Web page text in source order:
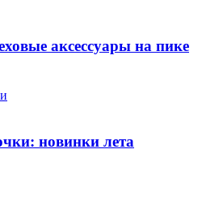
аксессуары на пике
новинки лета